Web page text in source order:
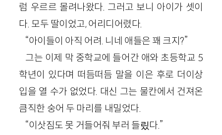
럼 우르르 몰려나왔다. 그러고 보니 아이가 셋이
다. 모두 딸이었고, 어리디어렸다.
“아이들이 아직 어려. 니네 애들은 꽤 크지?”
그는 이제 막 중학교에 들어간 애와 초등학교 5
학년이 있다며 떠듬떠듬 말을 이은 후로 더이상
입을 열 수가 없었다. 대신 그는 물칸에서 건져온
큼직한 숭어 두 마리를 내밀었다.
“이삿짐도 못 거들어줘 부러 들맀다.”